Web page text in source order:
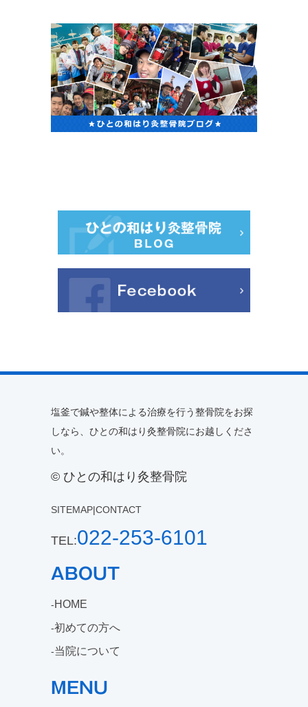
塩釜で鍼や整体による治療を行う整骨院をお探
しなら、ひとの和はり灸整骨院にお越しくださ
い。
© ひとの和はり灸整骨院
SITEMAP|CONTACT
TEL:022-253-6101
ABOUT
HOME
初めての方へ
当院について
MENU